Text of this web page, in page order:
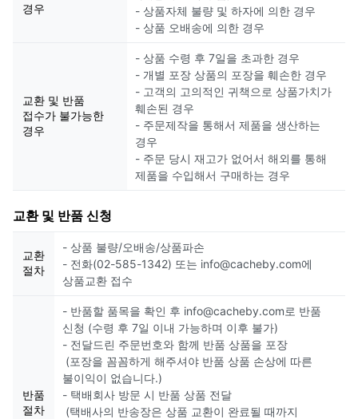
경우
- 상품자체 불량 및 하자에 의한 경우
- 상품 오배송에 의한 경우
교환 및 반품
접수가 불가능한
경우
- 상품 수령 후 7일을 초과한 경우
- 개별 포장 상품의 포장을 훼손한 경우
- 고객의 고의적인 귀책으로 상품가치가
훼손된 경우
- 주문제작을 통해서 제품을 생산하는
경우
- 주문 당시 재고가 없어서 해외를 통해
제품을 수입해서 구매하는 경우
교환 및 반품 신청
교환
절차
- 상품 불량/오배송/상품파손
- 전화(02-585-1342) 또는 info@cacheby.com에
상품교환 접수
반품
절차
- 반품할 품목을 확인 후 info@cacheby.com로 반품
신청 (수령 후 7일 이내 가능하며 이후 불가)
- 전달드린 주문번호와 함께 반품 상품을 포장
(포장을 꼼꼼하게 해주셔야 반품 상품 손상에 따른
불이익이 없습니다.)
- 택배회사 방문 시 반품 상품 전달
(택배사의 반송장은 상품 교환이 완료될 때까지